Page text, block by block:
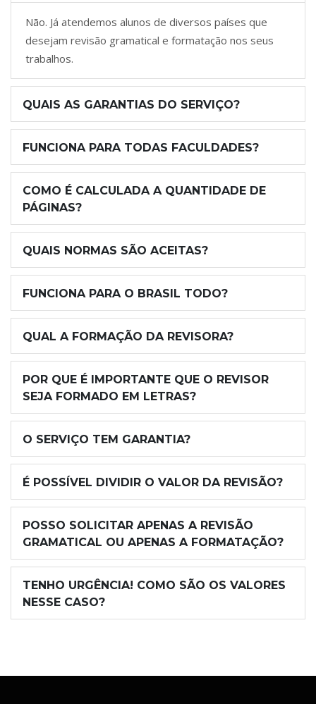
Não. Já atendemos alunos de diversos países que
desejam revisão gramatical e formatação nos seus
trabalhos.
QUAIS AS GARANTIAS DO SERVIÇO?
FUNCIONA PARA TODAS FACULDADES?
COMO É CALCULADA A QUANTIDADE DE
PÁGINAS?
QUAIS NORMAS SÃO ACEITAS?
FUNCIONA PARA O BRASIL TODO?
QUAL A FORMAÇÃO DA REVISORA?
POR QUE É IMPORTANTE QUE O REVISOR
SEJA FORMADO EM LETRAS?
O SERVIÇO TEM GARANTIA?
É POSSÍVEL DIVIDIR O VALOR DA REVISÃO?
POSSO SOLICITAR APENAS A REVISÃO
GRAMATICAL OU APENAS A FORMATAÇÃO?
TENHO URGÊNCIA! COMO SÃO OS VALORES
NESSE CASO?